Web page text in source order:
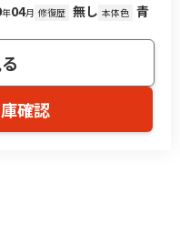
年04月 修復歴 無し 本体色 青
確認